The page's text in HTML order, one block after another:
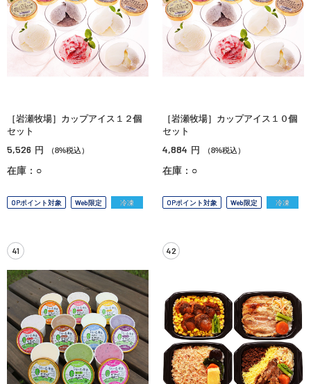
［岩瀬牧場］カップアイス１２個
セット
5,526 円 （8%税込）
在庫：○
OPポイント対象 Web限定 冷凍
［岩瀬牧場］カップアイス１０個
セット
4,884 円 （8%税込）
在庫：○
OPポイント対象 Web限定 冷凍
41 42